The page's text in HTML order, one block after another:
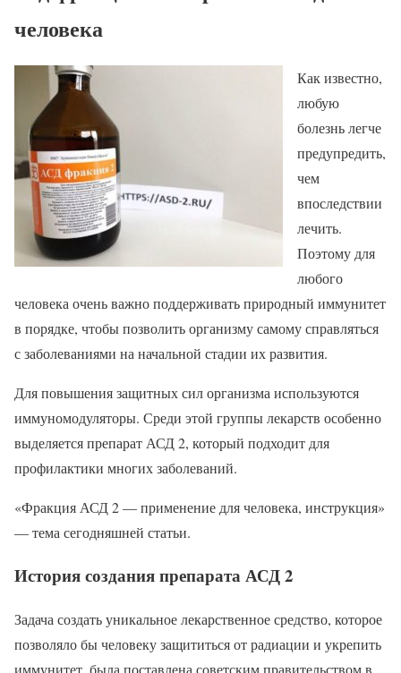
человека
Как известно,
любую
болезнь легче
предупредить,
чем
впоследствии
лечить.
Поэтому для
любого
человека очень важно поддерживать природный иммунитет
в порядке, чтобы позволить организму самому справляться
с заболеваниями на начальной стадии их развития.
Для повышения защитных сил организма используются
иммуномодуляторы. Среди этой группы лекарств особенно
выделяется препарат АСД 2, который подходит для
профилактики многих заболеваний.
«Фракция АСД 2 — применение для человека, инструкция»
— тема сегодняшней статьи.
История создания препарата АСД 2
Задача создать уникальное лекарственное средство, которое
позволяло бы человеку защититься от радиации и укрепить
иммунитет, была поставлена советским правительством в